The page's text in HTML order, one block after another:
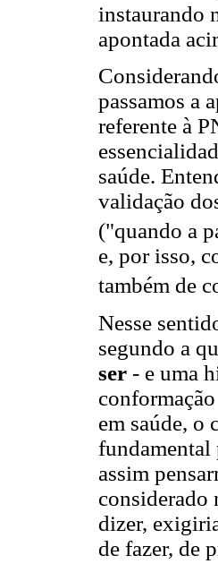
instaurando
apontada
passamos a
referente à
saúde.
validação
("quando a
e, por isso,
também de
Nesse
segundo a
ser - e uma
em saúde, o
fundamental
assim
considerado
dizer,
de fazer, de